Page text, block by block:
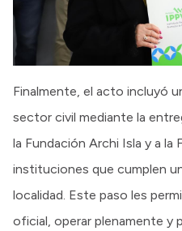
Finalmente, el acto incluyó
sector civil mediante la
la Fundación Archi Isla y a la
instituciones que cumplen
localidad. Este paso les
oficial, operar plenamente y